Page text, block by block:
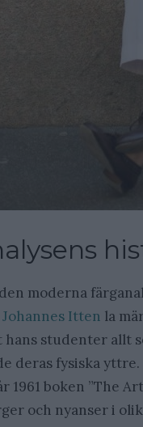
moderna
Johannes Itten la
studenter allt
deras fysiska
1961 boken ”The
och nyanser i